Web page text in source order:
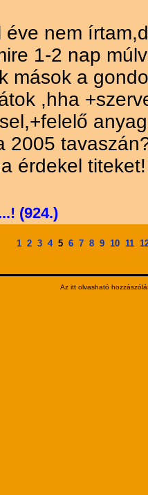
éve nem
1-2 nap
mások a
,hha
2005
érdekel titeket!
(924.)
1 2 3 4 5 6 7 8 9 10 11
Az itt olvasható